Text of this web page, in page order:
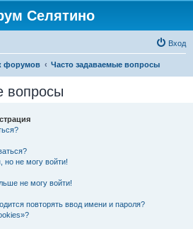
Селятино
Вход
форумов Часто задаваемые вопросы
вопросы
но не могу войти!
не могу войти!
повторять ввод имени и пароля?